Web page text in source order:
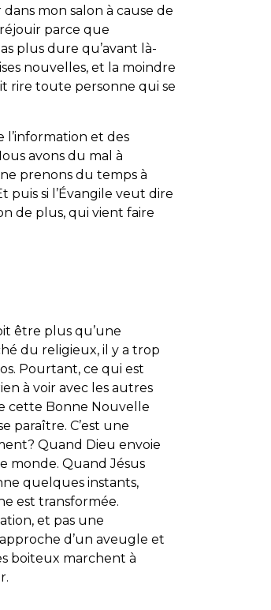
mon salon à cause de
parce que
plus dure qu’avant là-
nouvelles, et la moindre
rire toute personne qui se
l’information et des
avons du mal à
prenons du temps à
puis si l’Évangile veut dire
de plus, qui vient faire
être plus qu’une
du religieux, il y a trop
Pourtant, ce qui est
à voir avec les autres
cette Bonne Nouvelle
paraître. C’est une
Quand Dieu envoie
monde. Quand Jésus
quelques instants,
est transformée.
et pas une
d’un aveugle et
boiteux marchent à